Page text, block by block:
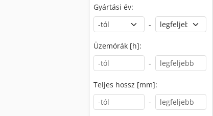
Gyártási év:
-
Üzemórák [h]:
-
Teljes hossz [mm]:
-